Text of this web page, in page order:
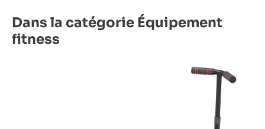
Dans la catégorie Équipement
fitness